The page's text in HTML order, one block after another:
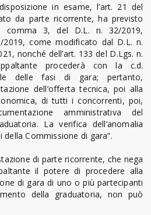
in esame, l’art. 21 del
da parte ricorrente, ha previsto
comma 3, del D.L. n. 32/2019,
come modificato dal D.L. n.
nonché dell’art. 133 del D.Lgs. n.
procederà con la c.d.
delle fasi di gara; pertanto,
dell’offerta tecnica, poi alla
di tutti i concorrenti, poi,
amministrativa del
La verifica dell’anomalia
Commissione di gara”.
di parte ricorrente, che nega
il potere di procedere alla
di gara di uno o più partecipanti
della graduatoria, non può